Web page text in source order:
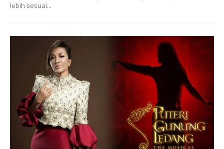
lebih sesuai...